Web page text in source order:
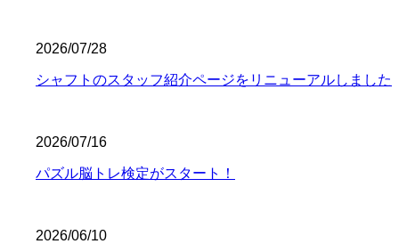
2026/07/28
シャフトのスタッフ紹介ページをリニューアルしました
2026/07/16
パズル脳トレ検定がスタート！
2026/06/10